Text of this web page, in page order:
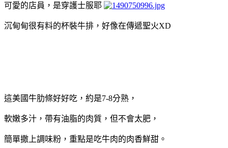
可愛的店員，是穿護士服耶
沉甸甸很有料的杯裝牛排，好像在傳遞聖火XD
這美國牛肋條好好吃，約是7-8分熟，
軟嫩多汁，帶有油脂的肉質，但不會太肥，
簡單撒上調味粉，重點是吃牛肉的肉香鮮甜。